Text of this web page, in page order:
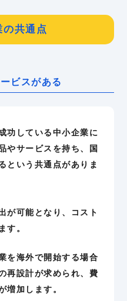
共通点
ビスがある
功している中小企業に
やサービスを持ち、国
という共通点がありま
が可能となり、コスト
す。
を海外で開始する場合
再設計が求められ、費
増加します。